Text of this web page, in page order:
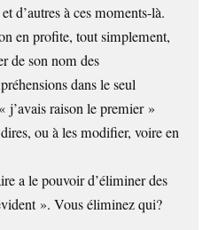
d’autres à ces moments-là.
en profite, tout simplement,
de son nom des
dans le seul
j’avais raison le premier »
ou à les modifier, voire en
a le pouvoir d’éliminer des
». Vous éliminez qui?